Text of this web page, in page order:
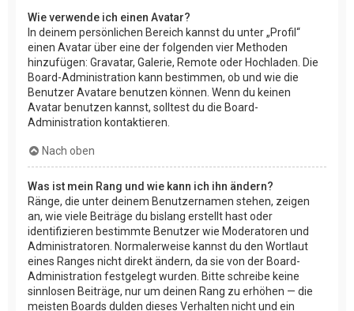
Wie verwende ich einen Avatar?
In deinem persönlichen Bereich kannst du unter „Profil“
einen Avatar über eine der folgenden vier Methoden
hinzufügen: Gravatar, Galerie, Remote oder Hochladen. Die
Board-Administration kann bestimmen, ob und wie die
Benutzer Avatare benutzen können. Wenn du keinen
Avatar benutzen kannst, solltest du die Board-
Administration kontaktieren.
Nach oben
Was ist mein Rang und wie kann ich ihn ändern?
Ränge, die unter deinem Benutzernamen stehen, zeigen
an, wie viele Beiträge du bislang erstellt hast oder
identifizieren bestimmte Benutzer wie Moderatoren und
Administratoren. Normalerweise kannst du den Wortlaut
eines Ranges nicht direkt ändern, da sie von der Board-
Administration festgelegt wurden. Bitte schreibe keine
sinnlosen Beiträge, nur um deinen Rang zu erhöhen — die
meisten Boards dulden dieses Verhalten nicht und ein